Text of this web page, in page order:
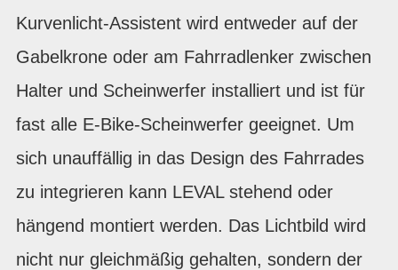
Kurvenlicht-Assistent wird entweder auf der
Gabelkrone oder am Fahrradlenker zwischen
Halter und Scheinwerfer installiert und ist für
fast alle E-Bike-Scheinwerfer geeignet. Um
sich unauffällig in das Design des Fahrrades
zu integrieren kann LEVAL stehend oder
hängend montiert werden. Das Lichtbild wird
nicht nur gleichmäßig gehalten, sondern der